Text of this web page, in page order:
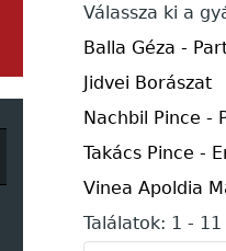
Válassza ki a
Balla Géza -
Jidvei Borászat
Nachbil Pince -
Takács Pince -
Vinea Apoldia
Találatok: 1 - 11